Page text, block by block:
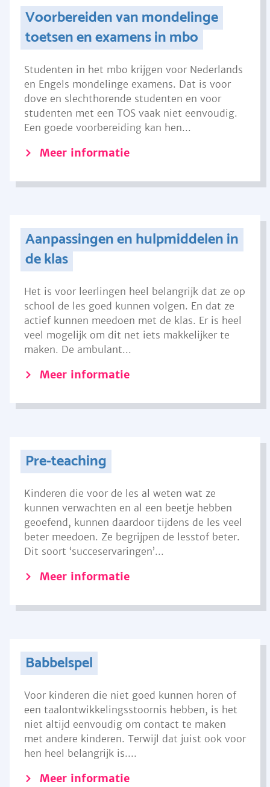
Voorbereiden van mondelinge
toetsen en examens in mbo
Studenten in het mbo krijgen voor Nederlands
en Engels mondelinge examens. Dat is voor
dove en slechthorende studenten en voor
studenten met een TOS vaak niet eenvoudig.
Een goede voorbereiding kan hen...
Meer informatie
Aanpassingen en hulpmiddelen in
de klas
Het is voor leerlingen heel belangrijk dat ze op
school de les goed kunnen volgen. En dat ze
actief kunnen meedoen met de klas. Er is heel
veel mogelijk om dit net iets makkelijker te
maken. De ambulant...
Meer informatie
Pre-teaching
Kinderen die voor de les al weten wat ze
kunnen verwachten en al een beetje hebben
geoefend, kunnen daardoor tijdens de les veel
beter meedoen. Ze begrijpen de lesstof beter.
Dit soort ‘succeservaringen’...
Meer informatie
Babbelspel
Voor kinderen die niet goed kunnen horen of
een taalontwikkelingsstoornis hebben, is het
niet altijd eenvoudig om contact te maken
met andere kinderen. Terwijl dat juist ook voor
hen heel belangrijk is....
Meer informatie